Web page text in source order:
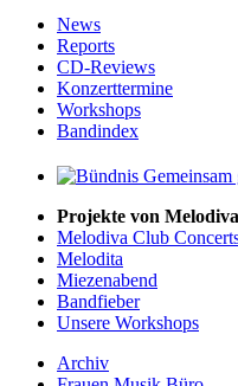
News
Reports
CD-Reviews
Konzerttermine
Workshops
Bandindex
Projekte von
Melodiva Club
Melodita
Miezenabend
Bandfieber
Unsere Workshops
Archiv